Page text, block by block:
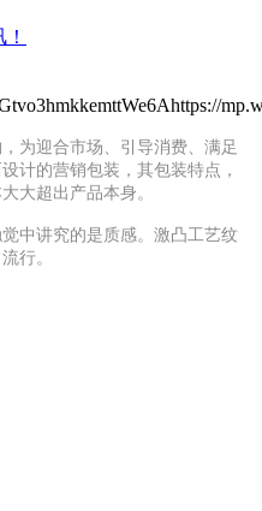
为迎合市场、引导消费、满足
计的营销包装，其包装特点，
大超出产品本身。
中讲究的是质感。激凸工艺纹
行。